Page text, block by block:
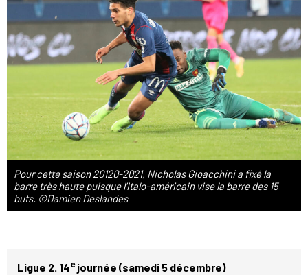
Pour cette saison 20120-2021, Nicholas Gioacchini a fixé la
barre très haute puisque l'Italo-américain vise la barre des 15
buts. ©Damien Deslandes
Ligue 2. 14ejournée (samedi 5 décembre)